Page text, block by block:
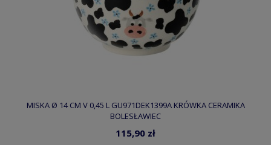
MISKA Ø 14 CM V 0,45 L GU971DEK1399A KRÓWKA CERAMIKA
BOLESŁAWIEC
115,90 zł